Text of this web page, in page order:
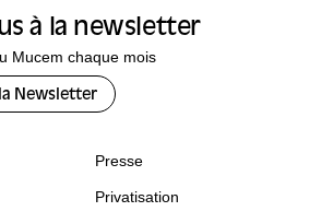
à la newsletter
Mucem chaque mois
Newsletter
Presse
Privatisation